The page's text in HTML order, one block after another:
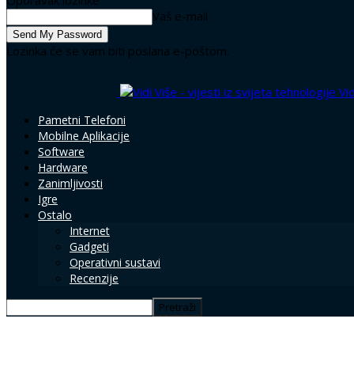
Vaš e-mail
Lozinka će se vam biti poslana e-poštom.
Pametni Telefoni
Mobilne Aplikacije
Software
Hardware
Zanimljivosti
Igre
Ostalo
Internet
Gadgeti
Operativni sustavi
Recenzije